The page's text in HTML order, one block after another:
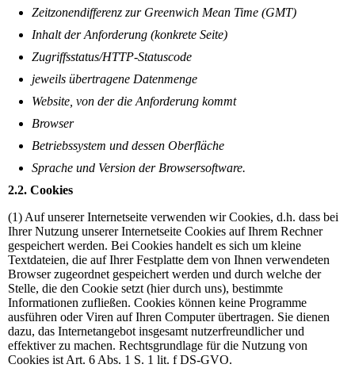
Zeitzonendifferenz zur Greenwich Mean Time (GMT)
Inhalt der Anforderung (konkrete Seite)
Zugriffsstatus/HTTP-Statuscode
jeweils übertragene Datenmenge
Website, von der die Anforderung kommt
Browser
Betriebssystem und dessen Oberfläche
Sprache und Version der Browsersoftware.
2.2. Cookies
(1) Auf unserer Internetseite verwenden wir Cookies, d.h. dass bei
Ihrer Nutzung unserer Internetseite Cookies auf Ihrem Rechner
gespeichert werden. Bei Cookies handelt es sich um kleine
Textdateien, die auf Ihrer Festplatte dem von Ihnen verwendeten
Browser zugeordnet gespeichert werden und durch welche der
Stelle, die den Cookie setzt (hier durch uns), bestimmte
Informationen zufließen. Cookies können keine Programme
ausführen oder Viren auf Ihren Computer übertragen. Sie dienen
dazu, das Internetangebot insgesamt nutzerfreundlicher und
effektiver zu machen. Rechtsgrundlage für die Nutzung von
Cookies ist Art. 6 Abs. 1 S. 1 lit. f DS-GVO.